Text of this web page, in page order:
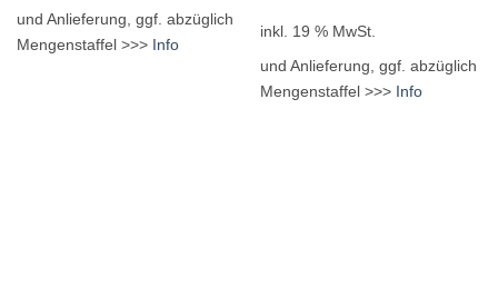
und Anlieferung, ggf. abzüglich
Mengenstaffel >>> Info
inkl. 19 % MwSt.
und Anlieferung, ggf. abzüglich
Mengenstaffel >>> Info